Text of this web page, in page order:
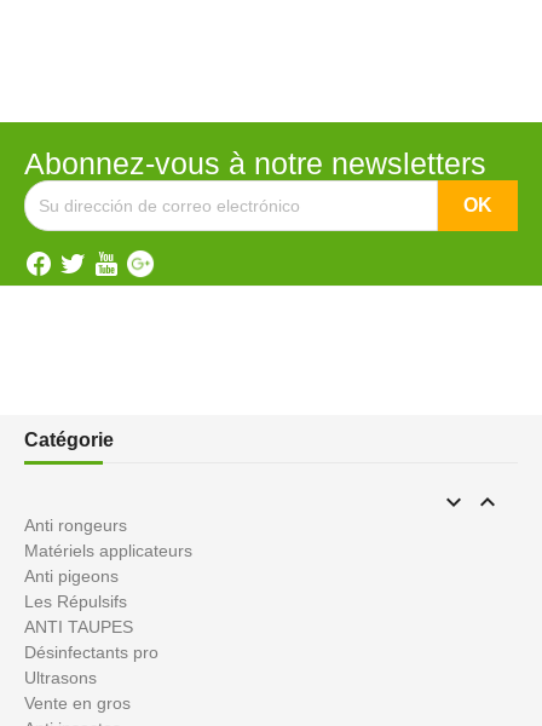
Abonnez-vous à notre newsletters
Catégorie
 
Anti rongeurs
Matériels applicateurs
Anti pigeons
Les Répulsifs
ANTI TAUPES
Désinfectants pro
Ultrasons
Vente en gros